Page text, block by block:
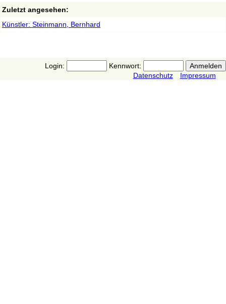
Zuletzt angesehen:
Künstler: Steinmann, Bernhard
Login:
Kennwort:
Datenschutz
Impressum